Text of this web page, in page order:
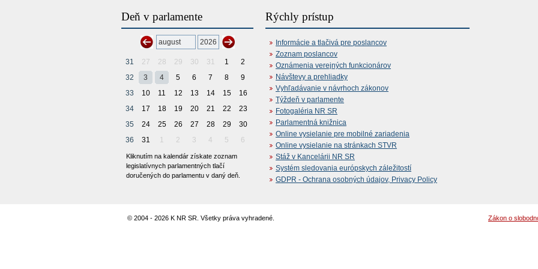
Deň v parlamente
31 27 28 29 30 31 1
2
32
3 4 5 6 7 8
9
33
10 11 12 13 14 15
16
34
17 18 19 20 21 22
23
35
24 25 26 27 28 29
30
36
31 1 2 3 4 5 6
Kliknutím na kalendár získate zoznam
legislatívnych parlamentných tlačí
doručených do parlamentu v daný deň.
Rýchly prístup
Informácie a tlačivá pre poslancov
Zoznam poslancov
Oznámenia verejných funkcionárov
Návštevy a prehliadky
Vyhľadávanie v návrhoch zákonov
Týždeň v parlamente
Fotogaléria NR SR
Parlamentná knižnica
Online vysielanie pre mobilné zariadenia
Online vysielanie na stránkach STVR
Stáž v Kancelárii NR SR
Systém sledovania európskych záležitostí
GDPR - Ochrana osobných údajov, Privacy Policy
© 2004 - 2026 K NR SR. Všetky práva vyhradené. Zákon o